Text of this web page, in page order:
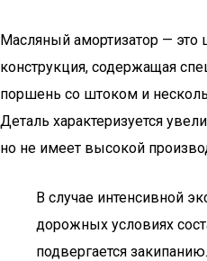
Масляный амортизатор — это
конструкция, содержащая
поршень со штоком и
Деталь характеризуется
но не имеет высокой
В случае интенсивной
дорожных условиях
подвергается закипанию.